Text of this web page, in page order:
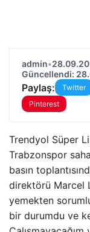
admin•
Güncellendi:
Paylaş: Twitter
Pinterest
Trendyol Süper
Trabzonspor
basın
direktörü Marcel
yemekten
bir durumdu ve